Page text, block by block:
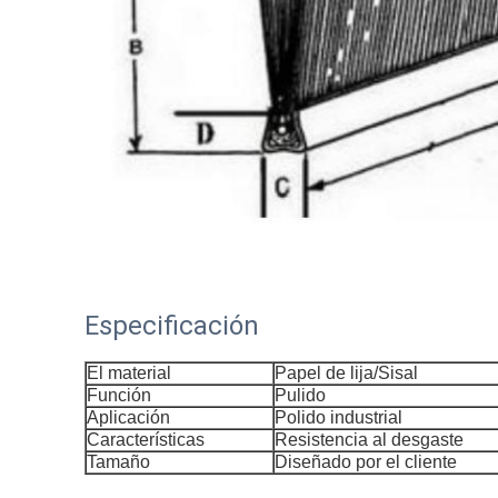
Especificación
El material
Papel de lija/Sisal
Función
Pulido
Aplicación
Polido industrial
Características
Resistencia al desgaste
Tamaño
Diseñado por el cliente